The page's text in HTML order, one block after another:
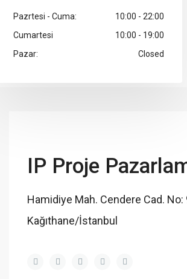
Pazrtesi - Cuma:
10:00 - 22:00
Cumartesi
10:00 - 19:00
Pazar:
Closed
IP Proje
Hamidiye Mah. Cendere Cad.
Kağıthane/İstanbul